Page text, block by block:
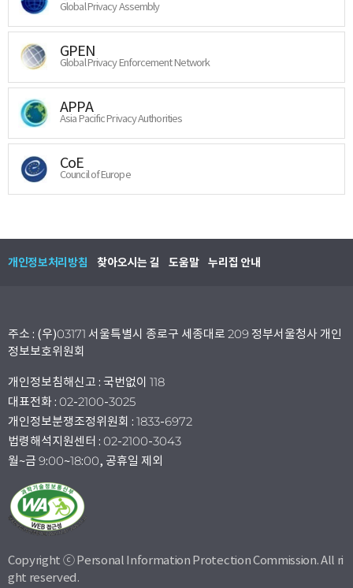
Global Privacy Assembly
GPEN
Global Privacy Enforcement Network
APPA
Asia Pacific Privacy Authorities
CoE
Council of Europe
개인정보처리방침 찾아오시는 길 도움말 누리집 안내
주소 : (우)03171 서울특별시 종로구 세종대로 209 정부서울청사 개인
정보보호위원회
개인정보침해신고 : 국번없이 118
대표전화 : 02-2100-3025
개인정보분쟁조정위원회 : 1833-6972
법령해석지원센터 : 02-2100-3043
월~금 9:00~18:00, 공휴일 제외
Copyright ⓒ Personal Information Protection Commission. All ri
ght reserved.